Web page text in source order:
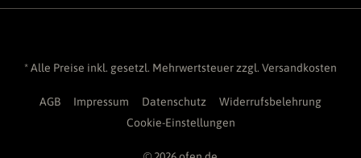
* Alle Preise inkl. gesetzl. Mehrwertsteuer zzgl. Versandkosten
AGB Impressum Datenschutz
Widerrufsbelehrung
Cookie-Einstellungen